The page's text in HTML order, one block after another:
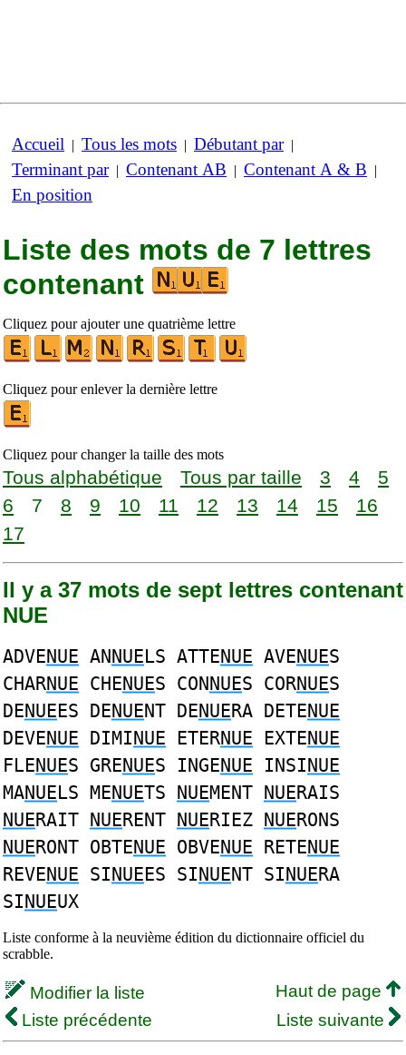
Accueil | Tous les mots | Débutant par|
Terminant par| Contenant AB | Contenant A & B |
En position
Liste des mots de 7 lettres
contenant
Cliquez pour ajouter une quatrième lettre
Cliquez pour enlever la dernière lettre
Cliquez pour changer la taille des mots
Tous alphabétique Tous par taille 3 4
5
6
7 8 9 10 11 12 13 14 15
16
17
Il y a 37 mots de sept lettres contenant
NUE
ADVENUE ANNUELS ATTENUE AVENUES
CHARNUE CHENUES CONNUES CORNUES
DENUEES DENUENT DENUERA DETENUE
DEVENUE DIMINUE ETERNUE EXTENUE
FLENUES GRENUES INGENUE INSINUE
MANUELS MENUETS NUEMENT NUERAIS
NUERAIT NUERENT NUERIEZ NUERONS
NUERONT OBTENUE OBVENUE RETENUE
REVENUE SINUEES SINUENT SINUERA
SINUEUX
Liste conforme à la neuvième édition du dictionnaire officiel du
scrabble.
Modifier la liste
Haut de page
Liste précédente
Liste suivante